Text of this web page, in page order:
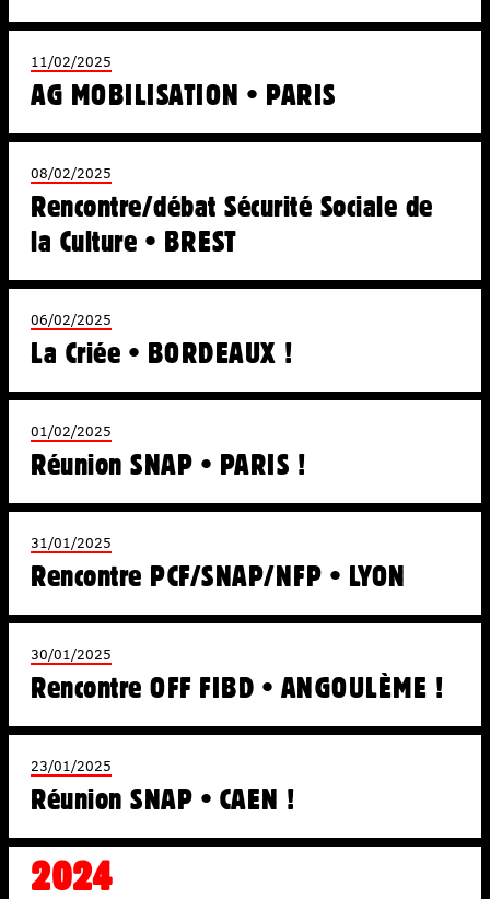
11/02/2025
AG MOBILISATION • PARIS
08/02/2025
Rencontre/débat Sécurité Sociale de
la Culture • BREST
06/02/2025
La Criée • BORDEAUX !
01/02/2025
Réunion SNAP • PARIS !
31/01/2025
Rencontre PCF/SNAP/NFP • LYON
30/01/2025
Rencontre OFF FIBD • ANGOULÈME !
23/01/2025
Réunion SNAP • CAEN !
2024